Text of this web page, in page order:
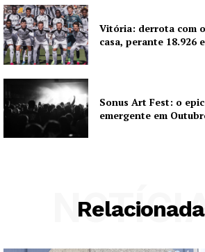
Vitória: derrota com
casa, perante 18.926
Sonus Art Fest: o
emergente em